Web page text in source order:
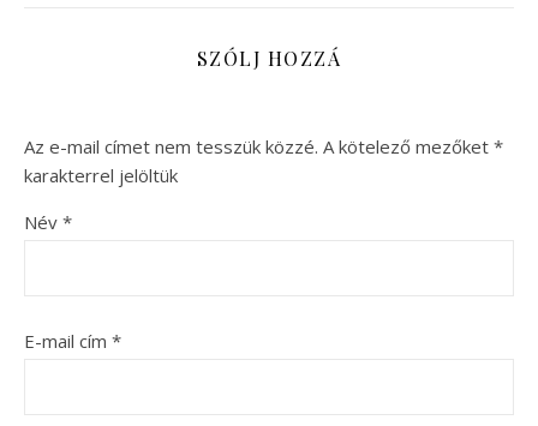
SZÓLJ HOZZÁ
Az e-mail címet nem tesszük közzé. A kötelező mezőket *
karakterrel jelöltük
Név *
E-mail cím *